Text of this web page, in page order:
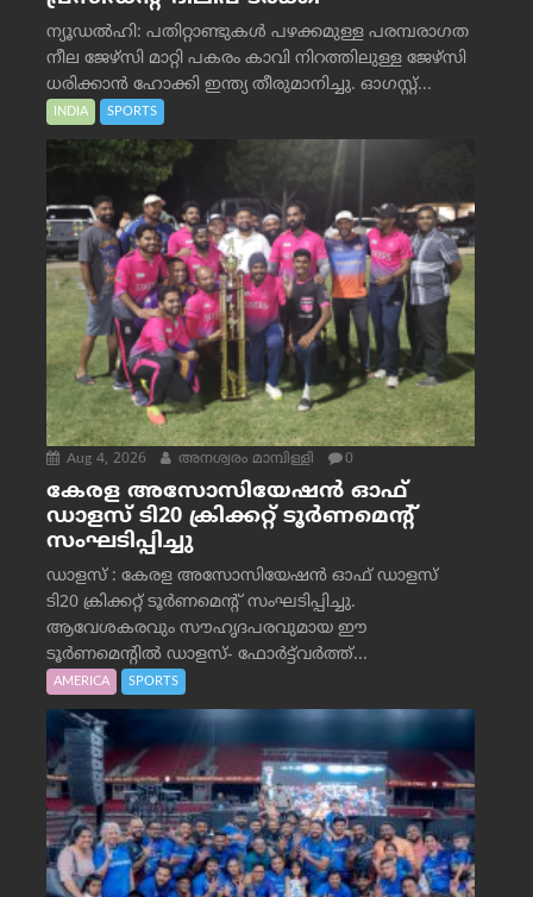
ന്യൂഡൽഹി: പതിറ്റാണ്ടുകൾ പഴക്കമുള്ള പരമ്പരാഗത
നീല ജേഴ്‌സി മാറ്റി പകരം കാവി നിറത്തിലുള്ള ജേഴ്‌സി
ധരിക്കാൻ ഹോക്കി ഇന്ത്യ തീരുമാനിച്ചു. ഓഗസ്റ്റ്...
INDIA SPORTS
Aug 4, 2026 അനശ്വരം മാമ്പിള്ളി 0
കേരള അസോസിയേഷൻ ഓഫ്
ഡാളസ് ടി20 ക്രിക്കറ്റ് ടൂർണമെന്റ്
സംഘടിപ്പിച്ചു
ഡാളസ് : കേരള അസോസിയേഷൻ ഓഫ് ഡാളസ്
ടി20 ക്രിക്കറ്റ് ടൂർണമെന്റ് സംഘടിപ്പിച്ചു.
ആവേശകരവും സൗഹൃദപരവുമായ ഈ
ടൂർണമെന്റിൽ ഡാളസ്- ഫോർട്ട്‌വര്‍ത്ത്...
AMERICA SPORTS